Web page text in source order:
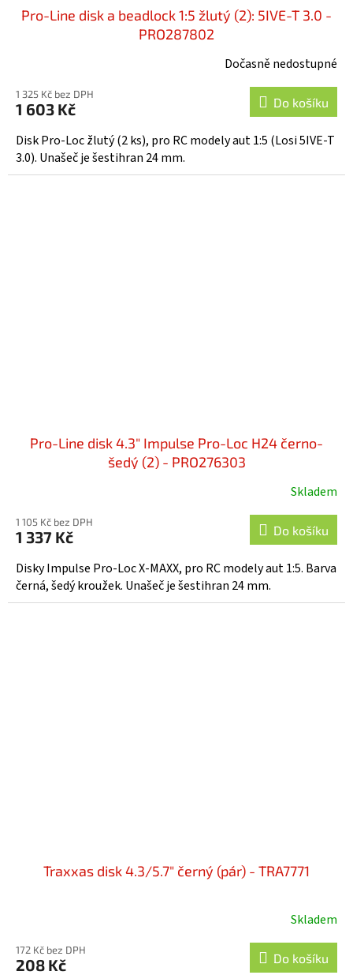
Pro-Line disk a beadlock 1:5 žlutý (2): 5IVE-T 3.0 -
PRO287802
Dočasně nedostupné
1 325 Kč bez DPH
1 603 Kč Do košíku
Disk Pro-Loc žlutý (2 ks), pro RC modely aut 1:5 (Losi 5IVE-T
3.0). Unašeč je šestihran 24 mm.
Pro-Line disk 4.3" Impulse Pro-Loc H24 černo-
šedý (2) - PRO276303
Skladem
1 105 Kč bez DPH
1 337 Kč Do košíku
Disky Impulse Pro-Loc X-MAXX, pro RC modely aut 1:5. Barva
černá, šedý kroužek. Unašeč je šestihran 24 mm.
Traxxas disk 4.3/5.7" černý (pár) - TRA7771
Skladem
172 Kč bez DPH
208 Kč Do košíku